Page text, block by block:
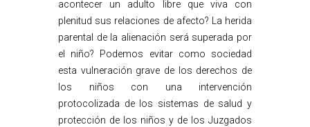
acontecer un adulto libre que viva con
plenitud sus relaciones de afecto? La herida
parental de la alienación será superada por
el niño? Podemos evitar como sociedad
esta vulneración grave de los derechos de
los niños con una intervención
protocolizada de los sistemas de salud y
protección de los niños y de los Juzgados